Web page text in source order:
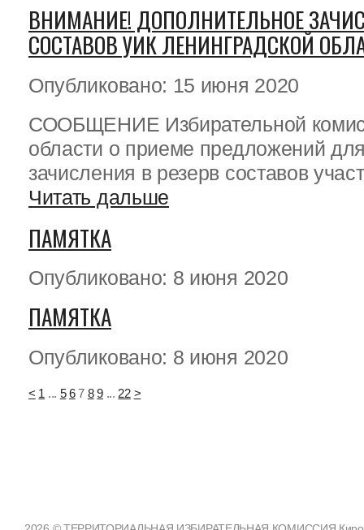
ВНИМАНИЕ! ДОПОЛНИТЕЛЬНОЕ
СОСТАВОВ УИК ЛЕНИНГРАДСКОЙ
Опубликовано: 15 июня 2020
СООБЩЕНИЕ Избирательной
области о приеме предложений
зачисления в резерв составов
Читать дальше
ПАМЯТКА
Опубликовано: 8 июня 2020
ПАМЯТКА
Опубликовано: 8 июня 2020
< 1 ... 5 6 7 8 9 ... 22 >